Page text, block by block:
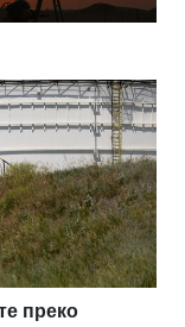
преко